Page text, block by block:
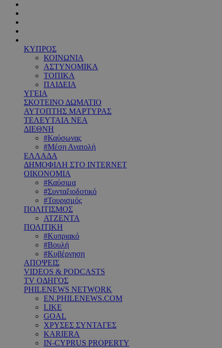
ΚΥΠΡΟΣ
ΚΟΙΝΩΝΙΑ
ΑΣΤΥΝΟΜΙΚΑ
ΤΟΠΙΚΑ
ΠΑΙΔΕΙΑ
ΥΓΕΙΑ
ΣΚΟΤΕΙΝΟ ΔΩΜΑΤΙΟ
ΑΥΤΟΠΤΗΣ ΜΑΡΤΥΡΑΣ
ΤΕΛΕΥΤΑΙΑ ΝΕΑ
ΔΙΕΘΝΗ
#Καύσωνας
#Μέση Ανατολή
ΕΛΛΑΔΑ
ΔΗΜΟΦΙΛΗ ΣΤΟ INTERNET
ΟΙΚΟΝΟΜΙΑ
#Καύσιμα
#Συνταξιοδοτικό
#Τουρισμός
ΠΟΛΙΤΙΣΜΟΣ
ΑΤΖΕΝΤΑ
ΠΟΛΙΤΙΚΗ
#Κυπριακό
#Βουλή
#Κυβέρνηση
ΑΠΟΨΕΙΣ
VIDEOS & PODCASTS
TV ΟΔΗΓΟΣ
PHILENEWS NETWORK
EN.PHILENEWS.COM
LIKE
GOAL
ΧΡΥΣΕΣ ΣΥΝΤΑΓΕΣ
KARIERA
IN-CYPRUS PROPERTY